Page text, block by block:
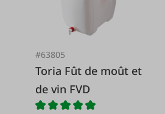
#63805
Toria Fût de moût et
de vin FVD